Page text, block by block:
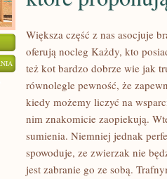
CZĘŚĆ
WIĄŻE
BRANŻĘ
HOTELOWĄ
Większa część z nas asocjuje
oferują nocleg Każdy, kto
też kot bardzo dobrze wie jak
równolegle pewność, że
kiedy możemy liczyć na
nim znakomicie zaopiekują.
sumienia. Niemniej jednak
spowoduje, ze zwierzak nie
jest zabranie go ze sobą.